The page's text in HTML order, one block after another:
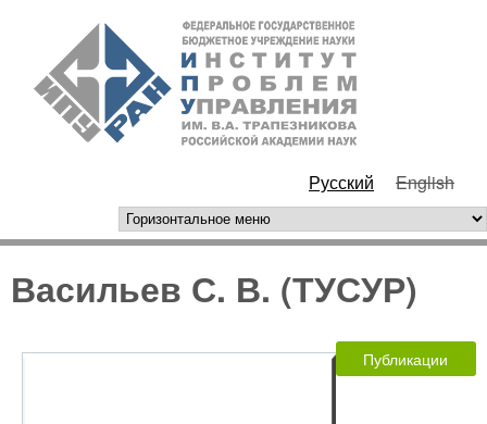
Перейти к основному
содержанию
РАН
Русский English
горизонтальное меню
Васильев С. В. (ТУСУР)
Публикации